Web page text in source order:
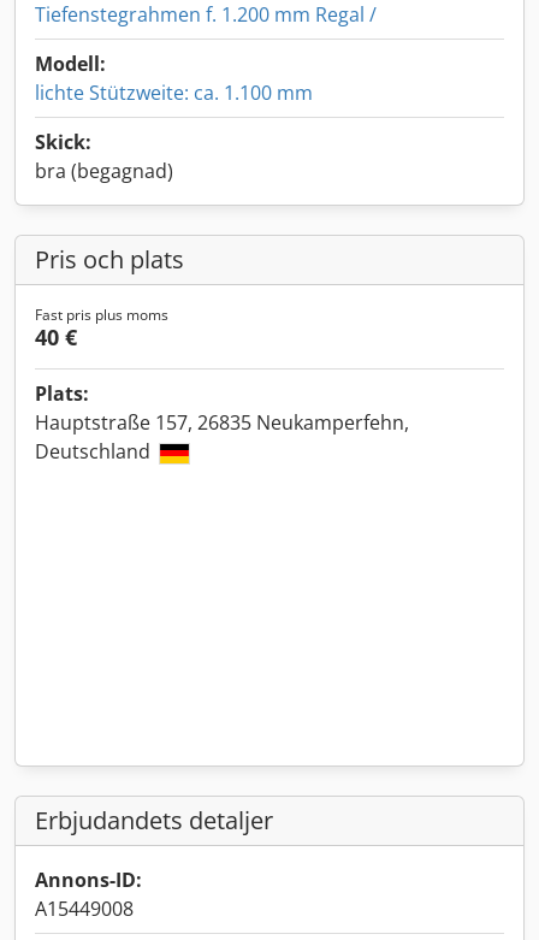
Tiefenstegrahmen f. 1.200 mm Regal /
Modell:
lichte Stützweite: ca. 1.100 mm
Skick:
bra (begagnad)
Pris och plats
Fast pris plus moms
40 €
Plats:
Hauptstraße 157, 26835 Neukamperfehn,
Deutschland
Erbjudandets detaljer
Annons-ID:
A15449008